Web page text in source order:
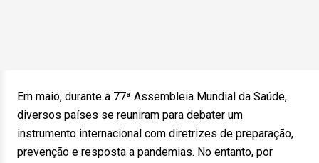
Em maio, durante a 77ª Assembleia Mundial da Saúde,
diversos países se reuniram para debater um
instrumento internacional com diretrizes de preparação,
prevenção e resposta a pandemias. No entanto, por